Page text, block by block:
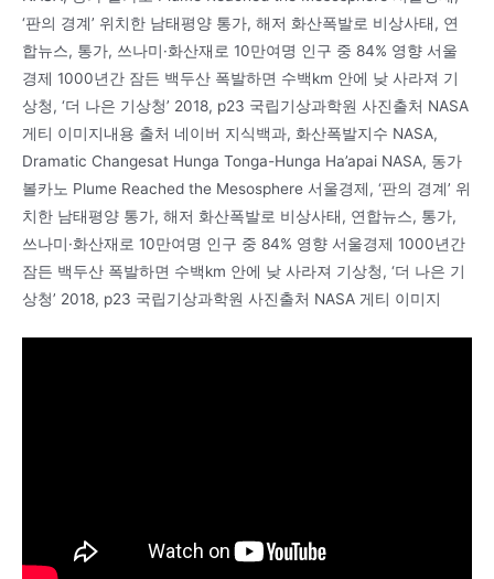
‘판의 경계’ 위치한 남태평양 통가, 해저 화산폭발로 비상사태, 연
합뉴스, 통가, 쓰나미·화산재로 10만여명 인구 중 84% 영향 서울
경제 1000년간 잠든 백두산 폭발하면 수백km 안에 낮 사라져 기
상청, ‘더 나은 기상청’ 2018, p23 국립기상과학원 사진출처 NASA
게티 이미지내용 출처 네이버 지식백과, 화산폭발지수 NASA,
Dramatic Changesat Hunga Tonga-Hunga Ha’apai NASA, 동가
볼카노 Plume Reached the Mesosphere 서울경제, ‘판의 경계’ 위
치한 남태평양 통가, 해저 화산폭발로 비상사태, 연합뉴스, 통가,
쓰나미·화산재로 10만여명 인구 중 84% 영향 서울경제 1000년간
잠든 백두산 폭발하면 수백km 안에 낮 사라져 기상청, ‘더 나은 기
상청’ 2018, p23 국립기상과학원 사진출처 NASA 게티 이미지